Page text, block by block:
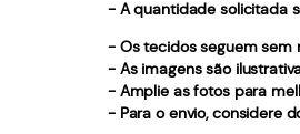
- A quantidade solicitada
- Os tecidos seguem sem
- As imagens são
- Amplie as fotos para
- Para o envio, considere